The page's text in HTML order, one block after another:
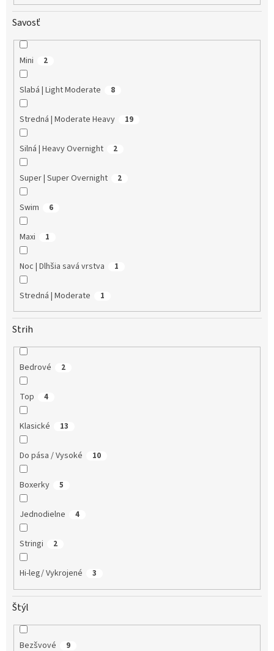
Savosť
Mini 2
Slabá | Light Moderate 8
Stredná | Moderate Heavy 19
Silná | Heavy Overnight 2
Super | Super Overnight 2
Swim 6
Maxi 1
Noc | Dlhšia savá vrstva 1
Stredná | Moderate 1
Strih
Bedrové 2
Top 4
Klasické 13
Do pása / Vysoké 10
Boxerky 5
Jednodielne 4
Stringi 2
Hi-leg/ Vykrojené 3
Štýl
Bezšvové 9